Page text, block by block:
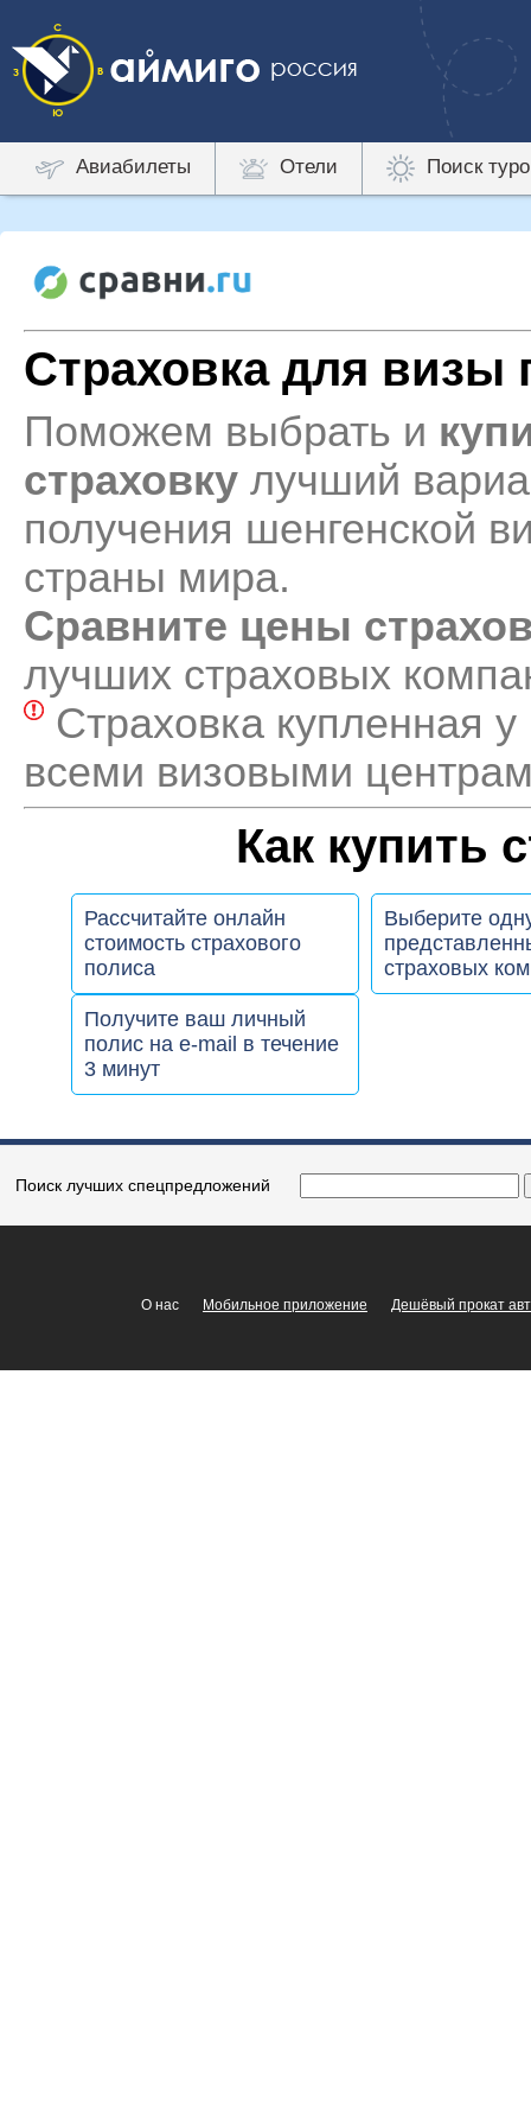
Авиабилеты Отели Поиск
Страховка для визы
Поможем выбрать и
страховку лучший
получения шенгенской
страны мира.
Сравните цены
лучших страховых
Страховка купленная
всеми визовыми
Как купить
Рассчитайте онлайн
стоимость страхового
полиса
Выберите
страховых
Получите ваш личный
полис на e-mail в течение
3 минут
Поиск лучших спецпредложений
О нас Мобильное приложение Дешёвый прокат